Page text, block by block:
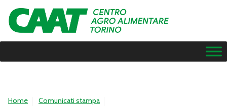
Home
Comunicati stampa